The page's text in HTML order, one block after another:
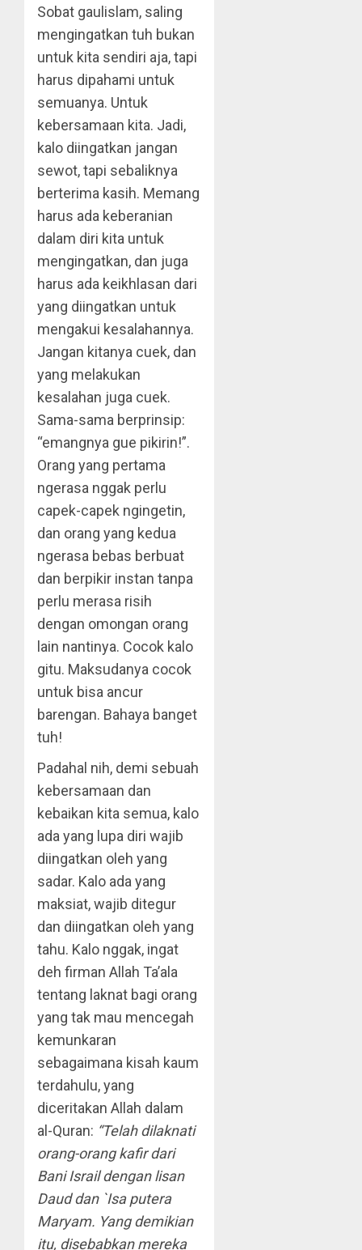
Sobat gaulislam, saling
mengingatkan tuh bukan
untuk kita sendiri aja, tapi
harus dipahami untuk
semuanya. Untuk
kebersamaan kita. Jadi,
kalo diingatkan jangan
sewot, tapi sebaliknya
berterima kasih. Memang
harus ada keberanian
dalam diri kita untuk
mengingatkan, dan juga
harus ada keikhlasan dari
yang diingatkan untuk
mengakui kesalahannya.
Jangan kitanya cuek, dan
yang melakukan
kesalahan juga cuek.
Sama-sama berprinsip:
“emangnya gue pikirin!”.
Orang yang pertama
ngerasa nggak perlu
capek-capek ngingetin,
dan orang yang kedua
ngerasa bebas berbuat
dan berpikir instan tanpa
perlu merasa risih
dengan omongan orang
lain nantinya. Cocok kalo
gitu. Maksudanya cocok
untuk bisa ancur
barengan. Bahaya banget
tuh!
Padahal nih, demi sebuah
kebersamaan dan
kebaikan kita semua, kalo
ada yang lupa diri wajib
diingatkan oleh yang
sadar. Kalo ada yang
maksiat, wajib ditegur
dan diingatkan oleh yang
tahu. Kalo nggak, ingat
deh firman Allah Ta’ala
tentang laknat bagi orang
yang tak mau mencegah
kemunkaran
sebagaimana kisah kaum
terdahulu, yang
diceritakan Allah dalam
al-Quran: “Telah dilaknati
orang-orang kafir dari
Bani Israil dengan lisan
Daud dan `Isa putera
Maryam. Yang demikian
itu, disebabkan mereka